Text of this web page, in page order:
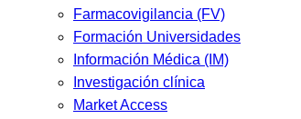
Farmacovigilancia (FV)
Formación Universidades
Información Médica (IM)
Investigación clínica
Market Access